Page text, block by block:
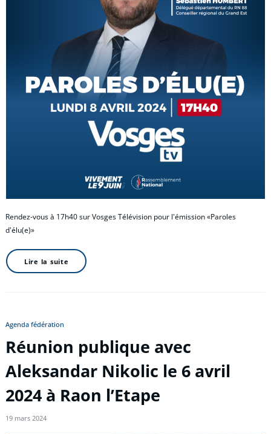
Rendez-vous à 17h40 sur Vosges Télévision pour l'émission «Paroles
d'élu(e)»
Lire la suite
Agenda fédération
Réunion publique avec
Aleksandar Nikolic le 6 avril
2024 à Raon l’Etape
19 mars 2024